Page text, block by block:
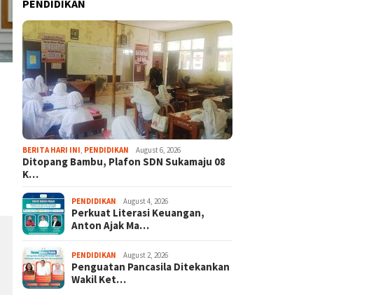
PENDIDIKAN
BERITA HARI INI PENDIDIKAN August 6, 2026
Ditopang Bambu, Plafon SDN Sukamaju 08
K…
PENDIDIKAN August 4, 2026
Perkuat Literasi Keuangan,
Anton Ajak Ma…
PENDIDIKAN August 2, 2026
Penguatan Pancasila Ditekankan
Wakil Ket…